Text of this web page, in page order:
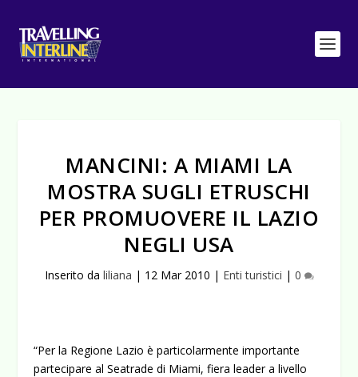
MANCINI: A MIAMI LA
MOSTRA SUGLI ETRUSCHI
PER PROMUOVERE IL LAZIO
NEGLI USA
Inserito da liliana | 12 Mar 2010 | Enti turistici | 0
“Per la Regione Lazio è particolarmente importante
partecipare al Seatrade di Miami, fiera leader a livello